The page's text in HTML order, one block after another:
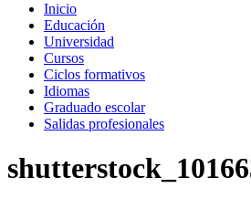
Inicio
Educación
Universidad
Cursos
Ciclos formativos
Idiomas
Graduado escolar
Salidas profesionales